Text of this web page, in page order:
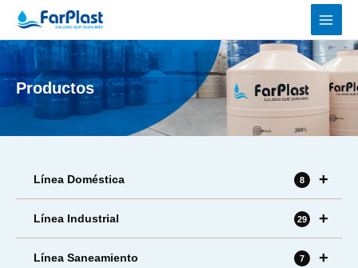
contenido
Productos
+
Línea Doméstica 8
+
Línea Industrial 29
+
Línea Saneamiento 7